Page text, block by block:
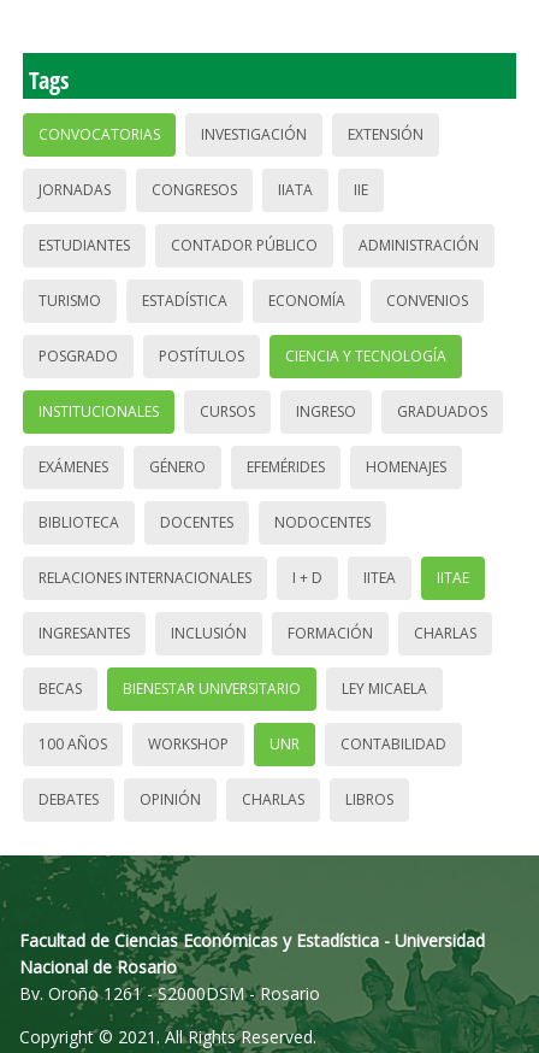
Tags
CONVOCATORIAS INVESTIGACIÓN EXTENSIÓN
JORNADAS CONGRESOS IIATA IIE
ESTUDIANTES CONTADOR PÚBLICO ADMINISTRACIÓN
TURISMO ESTADÍSTICA ECONOMÍA CONVENIOS
POSGRADO POSTÍTULOS CIENCIA Y TECNOLOGÍA
INSTITUCIONALES CURSOS INGRESO GRADUADOS
EXÁMENES GÉNERO EFEMÉRIDES HOMENAJES
BIBLIOTECA DOCENTES NODOCENTES
RELACIONES INTERNACIONALES I + D IITEA IITAE
INGRESANTES INCLUSIÓN FORMACIÓN CHARLAS
BECAS BIENESTAR UNIVERSITARIO LEY MICAELA
100 AÑOS WORKSHOP UNR CONTABILIDAD
DEBATES OPINIÓN CHARLAS LIBROS
Facultad de Ciencias Económicas y Estadística - Universidad
Nacional de Rosario
Bv. Oroño 1261 - S2000DSM - Rosario
Copyright © 2021. All Rights Reserved.